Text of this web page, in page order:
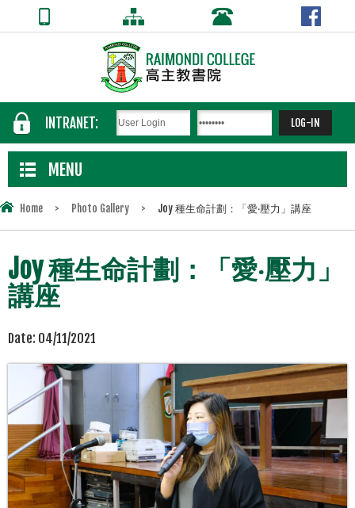
INTRANET:
MENU
Home > Photo Gallery > Joy 種生命計劃：「愛‧壓力」講座
Joy 種生命計劃：「愛‧壓力」
講座
Date: 04/11/2021